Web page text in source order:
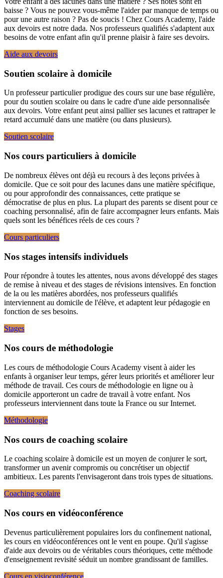
baisse ? Vous ne pouvez vous-même l'aider par manque de temps ou
pour une autre raison ? Pas de soucis ! Chez Cours Academy, l'aide
aux devoirs est notre dada. Nos professeurs qualifiés s'adaptent aux
besoins de votre enfant afin qu'il prenne plaisir à faire ses devoirs.
Aide aux devoirs
Soutien scolaire à domicile
Un professeur particulier prodigue des cours sur une base régulière,
pour du soutien scolaire ou dans le cadre d'une aide personnalisée
aux devoirs. Votre enfant peut ainsi pallier ses lacunes et rattraper le
retard accumulé dans une matière (ou dans plusieurs).
Soutien scolaire
Nos cours particuliers à domicile
De nombreux élèves ont déjà eu recours à des leçons privées à
domicile. Que ce soit pour des lacunes dans une matière spécifique,
ou pour approfondir des connaissances, cette pratique se
démocratise de plus en plus. La plupart des parents se disent pour ce
coaching personnalisé, afin de faire accompagner leurs enfants. Mais
quels sont les bénéfices réels de ces cours ?
Cours particuliers
Nos stages intensifs individuels
Pour répondre à toutes les attentes, nous avons développé des stages
de remise à niveau et des stages de révisions intensives. En fonction
de la ou les matières abordées, nos professeurs qualifiés
interviennent au domicile de l'élève, et adaptent leur pédagogie en
fonction de ses besoins.
Stages
Nos cours de méthodologie
Les cours de méthodologie Cours Academy visent à aider les
enfants à organiser leur temps, gérer leurs priorités et améliorer leur
méthode de travail. Ces cours de méthodologie en ligne ou à
domicile apporteront un cadre de travail à votre enfant. Nos
professeurs interviennent dans toute la France ou sur Internet.
Méthodologie
Nos cours de coaching scolaire
Le coaching scolaire à domicile est un moyen de conjurer le sort,
transformer un avenir compromis ou concrétiser un objectif
ambitieux. Les parents l'envisageront dans trois types de situations.
Coaching scolaire
Nos cours en vidéoconférence
Devenus particulièrement populaires lors du confinement national,
les cours en vidéoconférences ont le vent en poupe. Qu'il s'agisse
d'aide aux devoirs ou de véritables cours théoriques, cette méthode
d'enseignement revisité séduit un nombre grandissant de familles.
Cours en visioconférence